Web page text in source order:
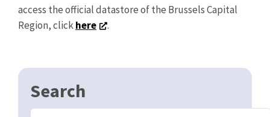
access the official datastore of the Brussels Capital
Region, clickhere .
Search